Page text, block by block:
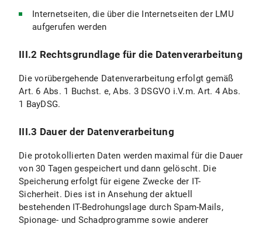
Internetseiten, die über die Internetseiten der LMU
aufgerufen werden
III.2 Rechtsgrundlage für die Datenverarbeitung
Die vorübergehende Datenverarbeitung erfolgt gemäß
Art. 6 Abs. 1 Buchst. e, Abs. 3 DSGVO i.V.m. Art. 4 Abs.
1 BayDSG.
III.3 Dauer der Datenverarbeitung
Die protokollierten Daten werden maximal für die Dauer
von 30 Tagen gespeichert und dann gelöscht. Die
Speicherung erfolgt für eigene Zwecke der IT-
Sicherheit. Dies ist in Ansehung der aktuell
bestehenden IT-Bedrohungslage durch Spam-Mails,
Spionage- und Schadprogramme sowie anderer